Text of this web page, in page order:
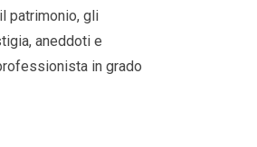
patrimonio, gli
aneddoti e
in grado